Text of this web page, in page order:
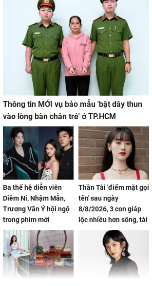
Thông tin MỚI vụ bảo mẫu 'bật dây thun
vào lòng bàn chân trẻ' ở TP.HCM
Ba thế hệ diễn viên
Diêm Ni, Nhậm Mẫn,
Trương Vãn Ý hội ngộ
trong phim mới
Thần Tài 'điểm mặt gọi
tên' sau ngày
8/8/2026, 3 con giáp
lộc nhiều hơn sông, tài
vận sáng như trăng
Rằm, chính thức hết